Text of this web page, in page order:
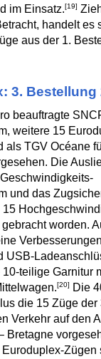
im Einsatz.[19]
handelt es
aus der 1.
3. Bestellung
beauftragte
weitere 15
als TGV Océane
Die
und das
worden.
USB-
teilige Garnitur
[20]
Die
die 15 Züge der
Verkehr auf den
Bretagne
Zügen